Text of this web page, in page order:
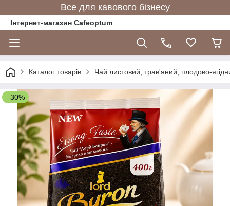
Все для кавового бізнесу
Інтернет-магазин Cafeoptum
Каталог товарів Чай листовий, трав'яний, плодово-
–30%